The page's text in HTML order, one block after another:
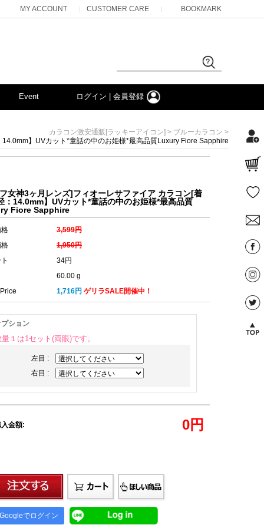
MY ACCOUNT | CUSTOMER CARE | BOOKMARK
Event ログイン | 会員登録
カラコン激安通販[ラッキーアイコン] > ブルーカラコン >
】UVカット*童話の中のお姫様*最高品質Luxury Fiore Sapphire
女神3ヶ月レンズ]フィオーレサファイア カラコン[着
：14.0mm】UVカット*童話の中のお姫様*最高品質
Fiore Sapphire
3,599円
1,950円
34円
60.00 g
1,716円 ゲリラSALE開催中！
プション
量１は1セット(両眼)です。
左目 :
右目 :
金額: 0円
Googleでログイン